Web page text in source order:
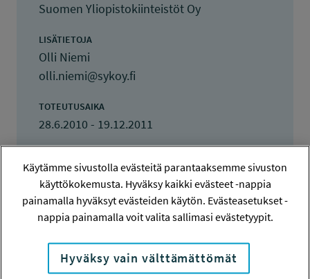
Suomen Yliopistokiinteistöt Oy
LISÄTIETOJA
Olli Niemi
olli.niemi@sykoy.fi
TOTEUTUSAIKA
28.6.2010 - 19.12.2011
22.6.2010
69 900 euroa
KOKONAISKUSTANNUKSET
139 813 euroa
TULOKSET VALMISTUNEET
Käytämme sivustolla evästeitä parantaaksemme sivuston
käyttökokemusta. Hyväksy kaikki evästeet -nappia
painamalla hyväksyt evästeiden käytön. Evästeasetukset -
nappia painamalla voit valita sallimasi evästetyypit.
Hyväksy vain välttämättömät